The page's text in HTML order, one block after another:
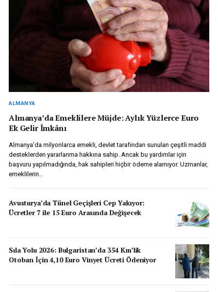
ALMANYA
Almanya’da Emeklilere Müjde: Aylık Yüzlerce Euro
Ek Gelir İmkânı
Almanya’da milyonlarca emekli, devlet tarafından sunulan çeşitli maddi
desteklerden yararlanma hakkına sahip. Ancak bu yardımlar için
başvuru yapılmadığında, hak sahipleri hiçbir ödeme alamıyor. Uzmanlar,
emeklilerin…
Avusturya’da Tünel Geçişleri Cep Yakıyor:
Ücretler 7 ile 15 Euro Arasında Değişecek
Sıla Yolu 2026: Bulgaristan’da 354 Km’lik
Otoban İçin 4,10 Euro Vinyet Ücreti Ödeniyor